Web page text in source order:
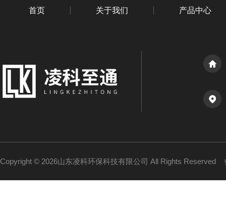
首页 关于我们 产品中心
Copyright © 2026山东凌科环保科技有限公司 All Rights Reserved